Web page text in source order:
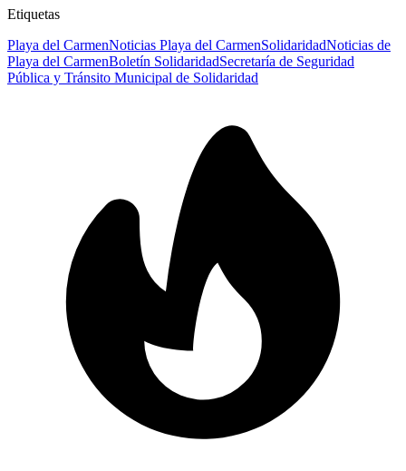
Etiquetas
Playa del CarmenNoticias Playa del CarmenSolidaridadNoticias de
Playa del CarmenBoletín SolidaridadSecretaría de Seguridad
Pública y Tránsito Municipal de Solidaridad